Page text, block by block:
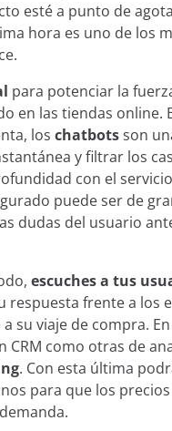
esté a punto de
hora es uno de los
para potenciar la
en las tiendas online.
los chatbotsson
y filtrar los
con el
puede ser de
dudas del usuario
escuches a tus
respuesta frente a los
su viaje de compra.
como otras de
. Con esta última
para que los
Rechazar